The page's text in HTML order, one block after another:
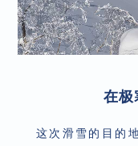
在极
这次滑雪的目的